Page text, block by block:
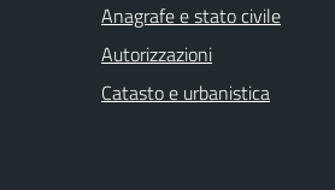
Anagrafe e stato civile
Autorizzazioni
Catasto e urbanistica